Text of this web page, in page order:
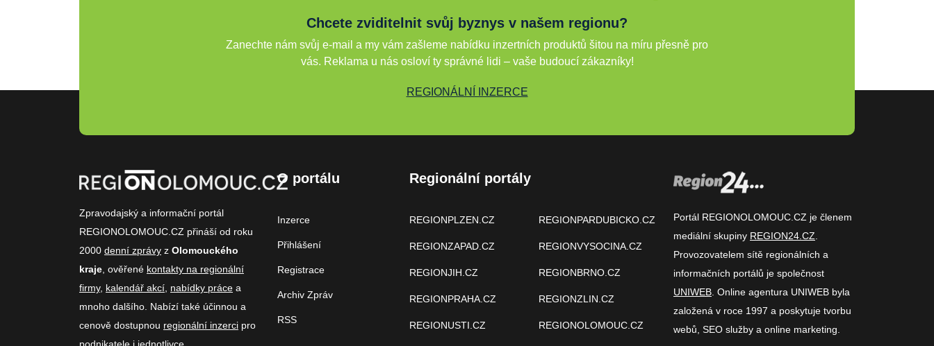
Chcete zviditelnit svůj byznys v našem regionu?
Zanechte nám svůj e-mail a my vám zašleme nabídku inzertních produktů šitou na míru přesně pro
vás. Reklama u nás osloví ty správné lidi – vaše budoucí zákazníky!
REGIONÁLNÍ INZERCE
Zpravodajský a informační portál
REGIONOLOMOUC.CZ přináší od roku
2000 denní zprávy z Olomouckého
kraje , ověřené kontakty na regionální
firmy, kalendář akcí nabídky práce a
mnoho dalšího. Nabízí také účinnou a
cenově dostupnou regionální inzerci pro
O portálu
Inzerce
Přihlášení
Registrace
Archiv Zpráv
RSS
Regionální portály
REGIONPLZEN.CZ
REGIONZAPAD.CZ
REGIONJIH.CZ
REGIONPRAHA.CZ
REGIONUSTI.CZ
REGIONPARDUBICKO.CZ
REGIONVYSOCINA.CZ
REGIONBRNO.CZ
REGIONZLIN.CZ
REGIONOLOMOUC.CZ
Portál REGIONOLOMOUC.CZ je členem
mediální skupiny REGION24.CZ
Provozovatelem sítě regionálních a
informačních portálů je společnost
UNIWEB . Online agentura UNIWEB byla
založená v roce 1997 a poskytuje tvorbu
webů, SEO služby a online marketing.